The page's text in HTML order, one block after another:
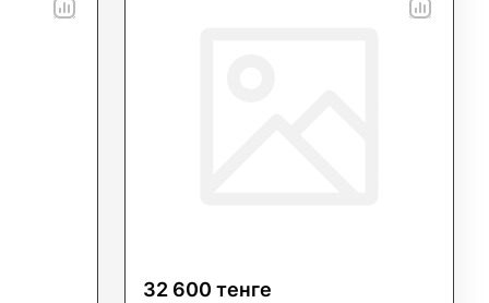
32 600 тенге